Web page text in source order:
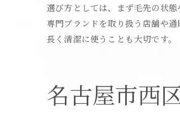
選び方としては、まず毛先の状
専門ブランドを取り扱う店舗や
長く清潔に使うことも大切です。
名古屋市西